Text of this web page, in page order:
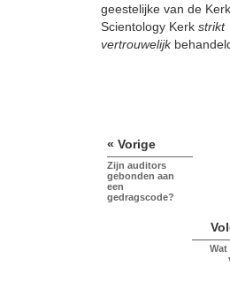
geestelijke van de
Scientology Kerk strikt
vertrouwelijk
« Vorige
Zijn auditors
gebonden aan
een
gedragscode?
Wat